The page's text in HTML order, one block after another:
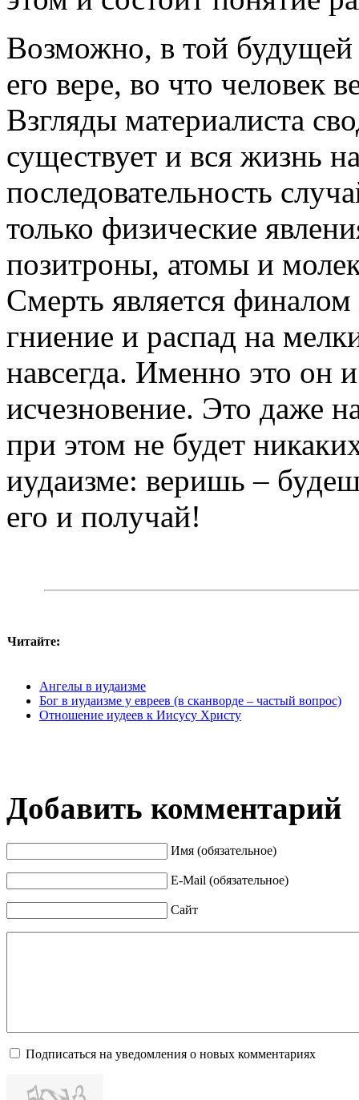
Возможно, в той
его вере, во что человек
Взгляды материалиста
существует и вся жизнь
последовательность
только физические
позитроны, атомы и
Смерть является
гниение и распад на
навсегда. Именно это он
исчезновение. Это даже
при этом не будет
иудаизме: веришь –
его и получай!
Читайте:
Ангелы в иудаизме
Бог в иудаизме у евреев (в сканворде – частый вопрос)
Отношение иудеев к Иисусу Христу
Добавить комментарий
Имя (обязательное)
E-Mail (обязательное)
Сайт
Подписаться на уведомления о новых комментариях